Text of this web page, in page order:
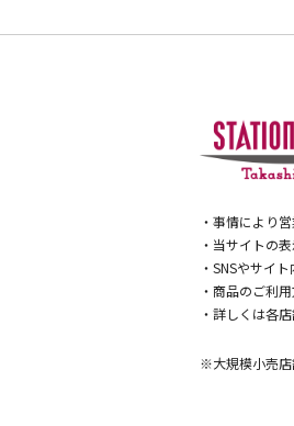
・事情により
・当サイトの
・SNSやサイ
・商品のご利
・詳しくは各
※大規模小売店